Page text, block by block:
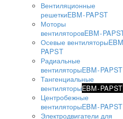
Вентиляционные
решеткиEBM-PAPST
Моторы
вентиляторовEBM-
Осевые вентиляторы
PAPST
Радиальные
вентиляторыEBM-PAPST
Тангенциальные
вентиляторыEBM-PAPST
Центробежные
вентиляторыEBM-PAPST
Электродвигатели для